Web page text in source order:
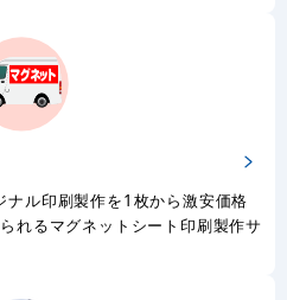
ル印刷製作を1枚から激安価格
れるマグネットシート印刷製作サ